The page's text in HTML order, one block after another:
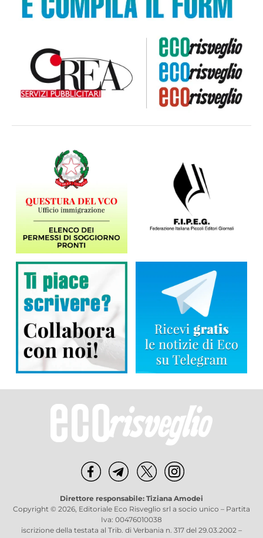
Direttore responsabile: Tiziana Amodei
Copyright © 2026, Editoriale Eco Risveglio srl a socio unico – Partita
Iva: 00476010038
iscrizione della testata al Trib. di Verbania n. 317 del 29.03.2002 –